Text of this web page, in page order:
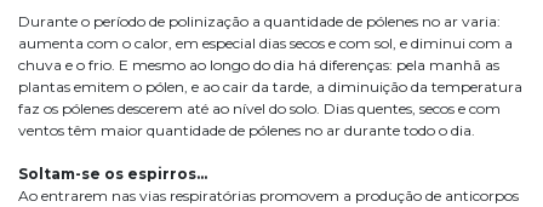
Durante o período de polinização a quantidade de pólenes no ar varia:
aumenta com o calor, em especial dias secos e com sol, e diminui com a
chuva e o frio. E mesmo ao longo do dia há diferenças: pela manhã as
plantas emitem o pólen, e ao cair da tarde, a diminuição da temperatura
faz os pólenes descerem até ao nível do solo. Dias quentes, secos e com
ventos têm maior quantidade de pólenes no ar durante todo o dia.
Soltam-se os espirros…
Ao entrarem nas vias respiratórias promovem a produção de anticorpos